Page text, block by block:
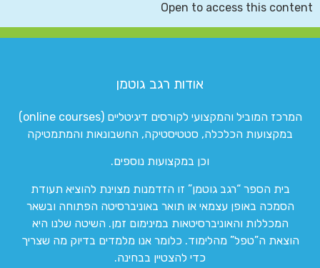
Open to access this content
אודות רגב גוטמן
המרכז המוביל והמקצועי לקורסים דיגיטליים (online courses)
במקצועות הכלכלה, סטטיסטיקה, החשבונאות והמתמטיקה
וכן במקצועות נוספים.
בית הספר “רגב גוטמן” זו הזדמנות מצוינת להוציא תעודת
הסמכה באופן עצמאי או תואר באוניברסיטה הפתוחה ובשאר
המכללות והאוניברסיטאות במינימום זמן. השיטה שלנו היא
הוצאת ה”טפל” מהלימוד. כלומר אנו מלמדים בדיוק מה שצריך
כדי להצטיין בבחינה.